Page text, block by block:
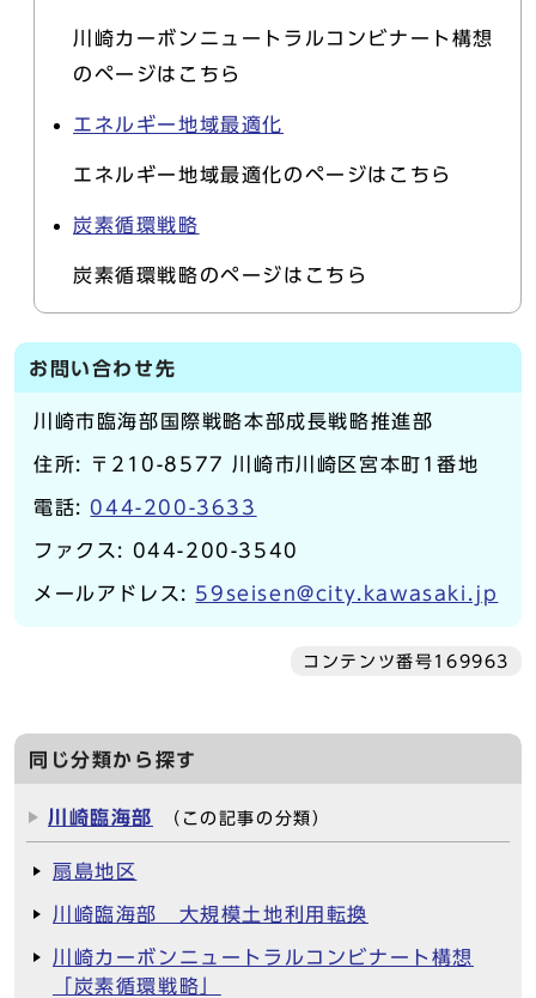
川崎カーボンニュートラルコンビナート構想
のページはこちら
エネルギー地域最適化
エネルギー地域最適化のページはこちら
炭素循環戦略
炭素循環戦略のページはこちら
お問い合わせ先
川崎市臨海部国際戦略本部成長戦略推進部
住所: 〒210-8577 川崎市川崎区宮本町1番地
電話: 044-200-3633
ファクス: 044-200-3540
メールアドレス: 59seisen@city.kawasaki.jp
コンテンツ番号169963
同じ分類から探す
川崎臨海部 （この記事の分類）
扇島地区
川崎臨海部 大規模土地利用転換
川崎カーボンニュートラルコンビナート構想
「炭素循環戦略」